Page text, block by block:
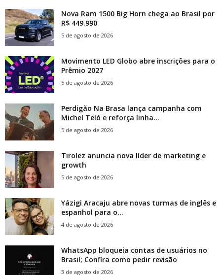
Nova Ram 1500 Big Horn chega ao Brasil por
R$ 449.990
5 de agosto de 2026
Movimento LED Globo abre inscrições para o
Prêmio 2027
5 de agosto de 2026
Perdigão Na Brasa lança campanha com
Michel Teló e reforça linha...
5 de agosto de 2026
Tirolez anuncia nova líder de marketing e
growth
5 de agosto de 2026
Yázigi Aracaju abre novas turmas de inglês e
espanhol para o...
4 de agosto de 2026
WhatsApp bloqueia contas de usuários no
Brasil; Confira como pedir revisão
3 de agosto de 2026